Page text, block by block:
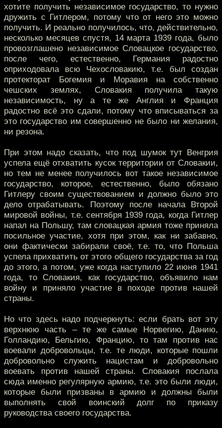
хотите получить независимое государство, то нужно
дружить с Гитлером, потому что от него это можно
получить. И реально получилось, что, действительно,
несколько месяцев спустя, 14 марта 1939 года, было
провозглашено независимое Словацкое государство,
после чего, естественно, Германия радостно
оприходовала всю Чехословакию, т.е. был создан
протекторат Богемия и Моравия на собственно
чешских землях, Словакия получила такую
независимость, ну а те же Англия и Франция
радостно всё это сдали, потому что вписываться за
это государство им совершенно не было ни желания,
ни резона.
При этом надо сказать, что под шумок тут Венгрия
успела ещё отхватить кусок территории от Словакии,
но тем не менее получилось вот такое независимое
государство, которое, естественно, было обязано
Гитлеру своим существованием и должно было это
дело отрабатывать. Поэтому после начала Второй
мировой войны, т.е. сентября 1939 года, когда Гитлер
напал на Польшу, там словацкая армия тоже приняла
посильное участие, хотя при этом, как ни забавно,
они фактически забирали своё, т.е. то, что Польша
успела прихватить от этого общего государства за год
до этого, а потом, уже когда наступило 22 июня 1941
года, то Словакия, как государство, объявило нам
войну и приняло участие в походе против нашей
страны.
Но что здесь надо подчеркнуть: если брать вот эту
верхнюю часть – те же самые Норвегию, Данию,
Голландию, Бельгию, Францию, то там против нас
воевали добровольцы, т.е. те люди, которые пошли
добровольно служить нацистам и добровольно
воевать против нашей страны. Словакия послала
сюда именно регулярную армию, т.е. это были люди,
которые были призваны в армию и должны были
выполнять свой воинский долг по приказу
руководства своего государства.